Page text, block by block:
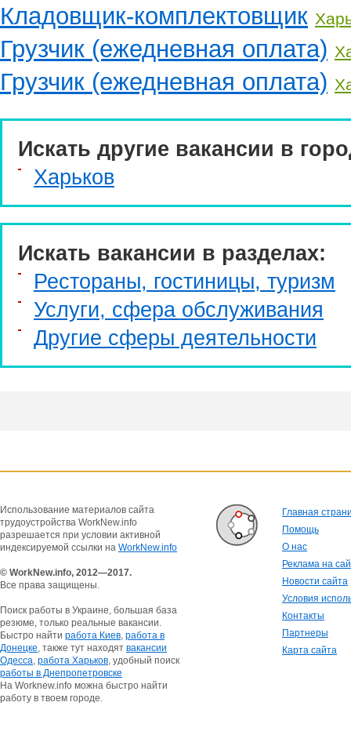
Кладовщик-комплектовщик
Грузчик (ежедневная оплата)
Грузчик (ежедневная оплата)
Искать другие вакансии в
Харьков
Искать вакансии в разделах:
Рестораны, гостиницы, туризм
Услуги, cфера обслуживания
Другие сферы деятельности
Использование материалов сайта
трудоустройства WorkNew.info
разрешается при условии активной
индексируемой ссылки на WorkNew.info
© WorkNew.info, 2012—2017.
Все права защищены.
Поиск работы в Украине, большая база
резюме, только реальные вакансии.
Быстро найти работа Киев, работа в
Донецке, также тут находят вакансии
Одесса, работа Харьков, удобный поиск
работы в Днепропетровске
На Worknew.info можна быстро найти
работу в твоем городе.
Главная
Помощь
О нас
Реклама на
Новости сайта
Условия
Контакты
Партнеры
Карта сайта